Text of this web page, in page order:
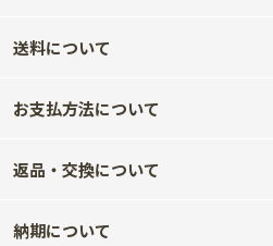
送料について
お支払方法について
返品・交換について
納期について